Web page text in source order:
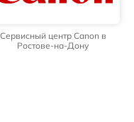
Сервисный центр Canon в
Ростове-на-Дону